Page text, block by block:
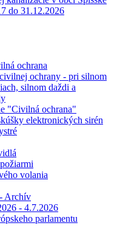
do 31.12.2026
ochrana
ochrany - pri silnom
silnom daždi a
"Civilná ochrana"
elektronických sirén
volania
Archív
- 4.7.2026
parlamentu